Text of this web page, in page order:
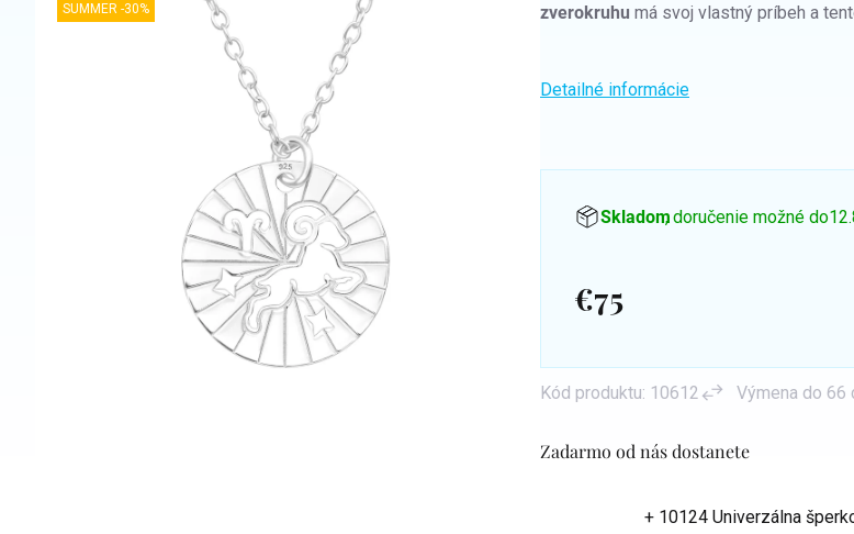
SUMMER -30%
Zadarmo od nás dostanete
+ 10124 Univerzálna
zverokruhu má svoj vlastný príbeh a
Detailné informácie
Skladom, doručenie možné do
€75
Kód produktu: 10612 Výmena do 66